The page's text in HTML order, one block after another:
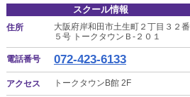
スクール情報
住所
大阪府岸和田市土生町２丁目３２番
５号 トークタウンＢ-２０１
電話番号 072-423-6133
アクセス トークタウンB館 2F